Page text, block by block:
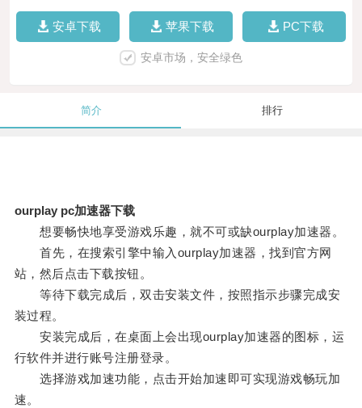
安卓下载 苹果下载 PC下载
安卓市场，安全绿色
简介 排行
ourplay pc加速器下载
想要畅快地享受游戏乐趣，就不可或缺ourplay加速器。
首先，在搜索引擎中输入ourplay加速器，找到官方网
站，然后点击下载按钮。
等待下载完成后，双击安装文件，按照指示步骤完成安
装过程。
安装完成后，在桌面上会出现ourplay加速器的图标，运
行软件并进行账号注册登录。
选择游戏加速功能，点击开始加速即可实现游戏畅玩加
速。